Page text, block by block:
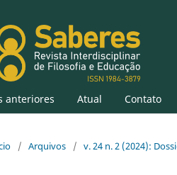
anteriores Atual Contato
/ Arquivos / v. 24 n. 2 (2024):